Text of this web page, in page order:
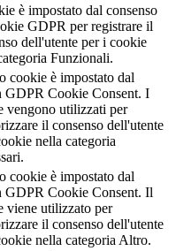
è impostato dal consenso
GDPR per registrare il
dell'utente per i cookie
Funzionali.
cookie è impostato dal
GDPR Cookie Consent. I
vengono utilizzati per
il consenso dell'utente
nella categoria
cookie è impostato dal
GDPR Cookie Consent. Il
viene utilizzato per
il consenso dell'utente
nella categoria Altro.